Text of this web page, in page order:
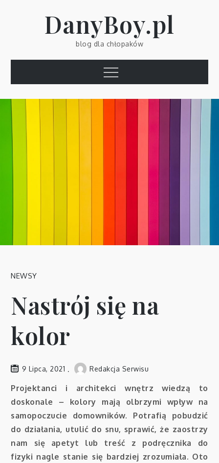
DanyBoy.pl
blog dla chłopaków
Menu
NEWSY
Nastrój się na
kolor
9 Lipca, 2021 Redakcja Serwisu
Projektanci i architekci wnętrz wiedzą to
doskonale – kolory mają olbrzymi wpływ na
samopoczucie domowników. Potrafią pobudzić
do działania, utulić do snu, sprawić, że zaostrzy
nam się apetyt lub treść z podręcznika do
fizyki nagle stanie się bardziej zrozumiała. Oto